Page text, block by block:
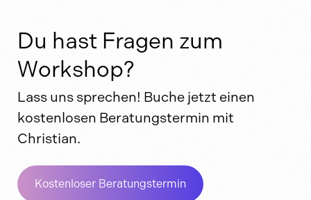
Du hast Fragen zum
Workshop?
Lass uns sprechen! Buche jetzt einen
kostenlosen Beratungstermin mit
Christian.
Kostenloser Beratungstermin